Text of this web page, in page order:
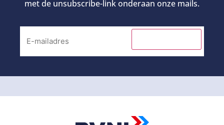
met de unsubscribe-link onderaan onze mails.